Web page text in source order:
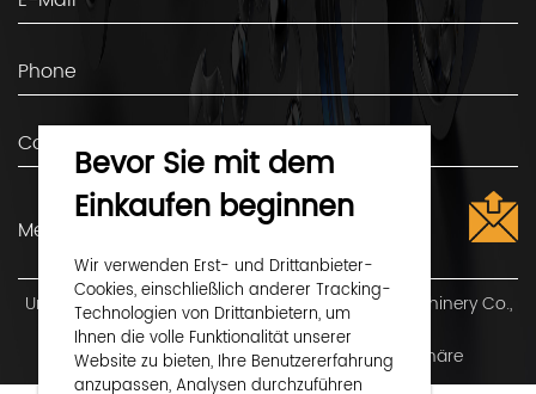
Urheberrecht ©Shaoxing Shangyu Flug Seiko Machinery Co.,
Ltd. Alle Rechte vorbehalten
Technical Support ： Smart Cloud Privatsphäre
Bevor Sie mit dem
Einkaufen beginnen
Wir verwenden Erst- und Drittanbieter-
Cookies, einschließlich anderer Tracking-
Technologien von Drittanbietern, um
Ihnen die volle Funktionalität unserer
Website zu bieten, Ihre Benutzererfahrung
anzupassen, Analysen durchzuführen